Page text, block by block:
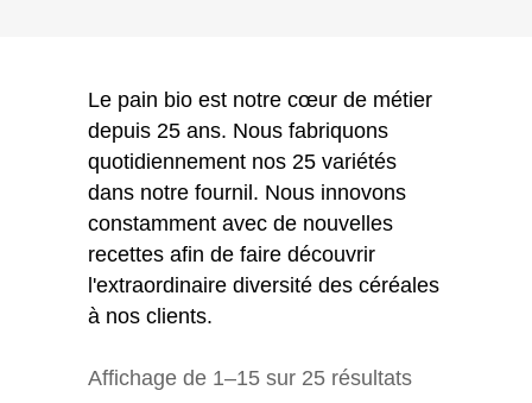
Le pain bio est notre cœur de métier
depuis 25 ans. Nous fabriquons
quotidiennement nos 25 variétés
dans notre fournil. Nous innovons
constamment avec de nouvelles
recettes afin de faire découvrir
l'extraordinaire diversité des céréales
à nos clients.
Affichage de 1–15 sur 25 résultats